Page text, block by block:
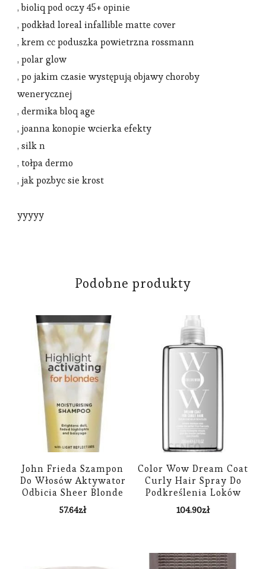
, bioliq pod oczy 45+ opinie
, podkład loreal infallible matte cover
, krem cc poduszka powietrzna rossmann
, polar glow
, po jakim czasie występują objawy choroby
wenerycznej
, dermika bloq age
, joanna konopie wcierka efekty
, silk n
, tołpa dermo
, jak pozbyc sie krost
yyyyy
Podobne produkty
John Frieda Szampon
Do Włosów Aktywator
Odbicia Sheer Blonde
Blond 250 ml
57.64zł
Color Wow Dream Coat
Curly Hair Spray Do
Podkreślenia Loków
200Ml
104.90zł